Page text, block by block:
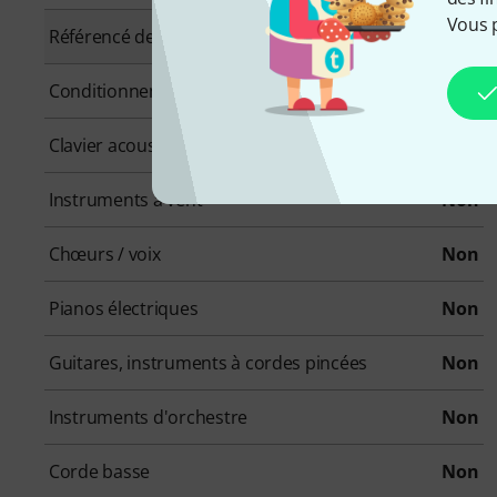
Vous
Référencé depuis Mai 2021
Conditionnement (UVC) 1 Pièce(s)
Clavier acoustique
Instruments à vent Non
Chœurs / voix Non
Pianos électriques Non
Guitares, instruments à cordes pincées Non
Instruments d'orchestre Non
Corde basse Non